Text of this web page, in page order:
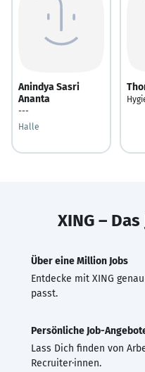
Anindya Sasri
Ananta
---
Halle
XING –
Über eine Million Jobs
Entdecke mit XING
passt.
Persönliche Job-
Lass Dich finden von
Recruiter·innen.